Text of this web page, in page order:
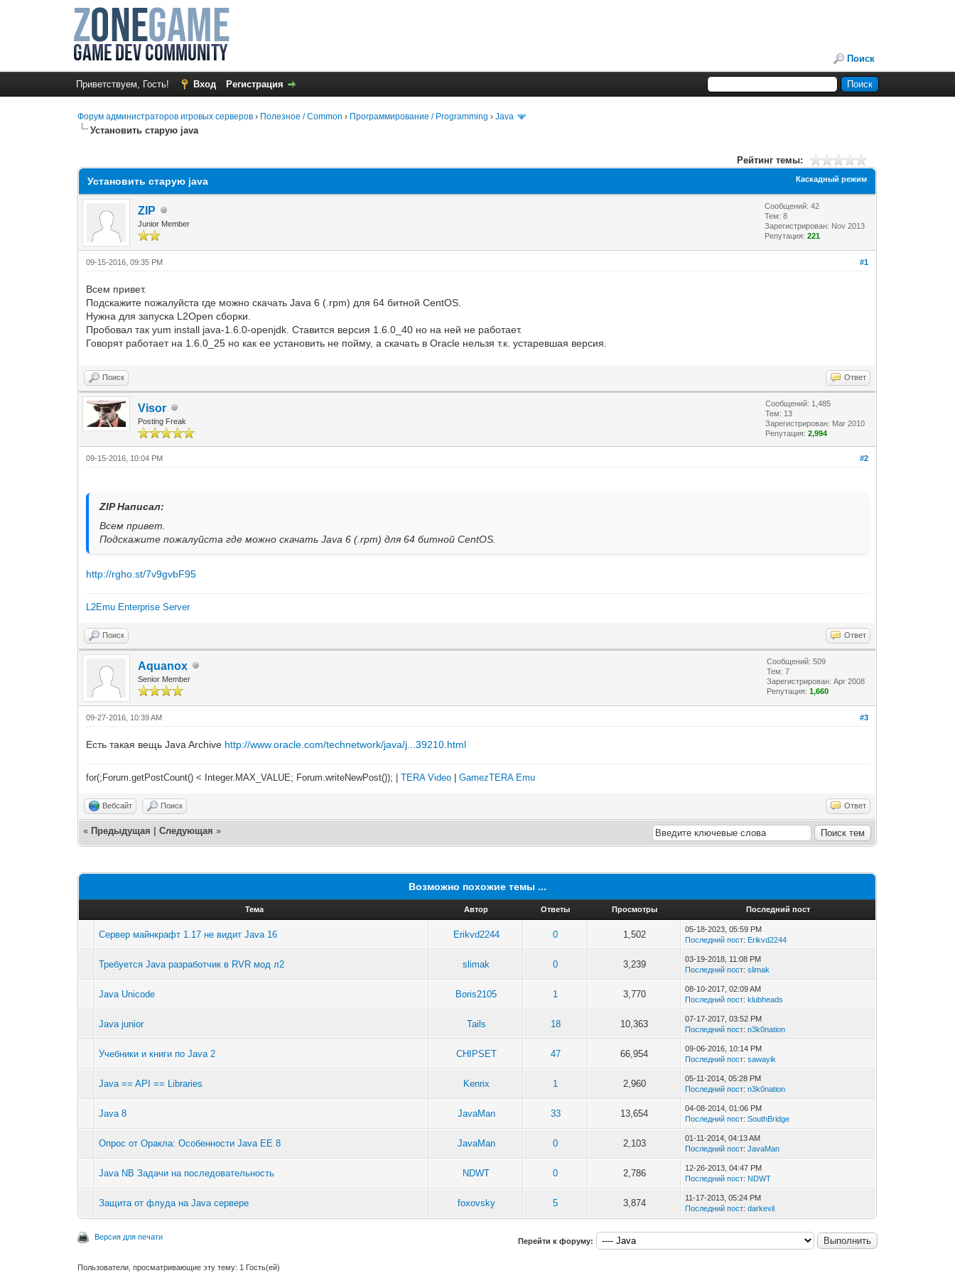
Поиск
Приветствуем, Гость! Вход Регистрация
Форум администраторов игровых серверов › Полезное / Common › Программирование / Programming ›Java
Установить старую java
Рейтинг темы:
Каскадный режим
Установить старую java
ZIP
Junior Member
Сообщений: 42
Тем: 8
Зарегистрирован: Nov 2013
Репутация:221
#1
09-15-2016, 09:35 PM
Всем привет.
Подскажите пожалуйста где можно скачать Java 6 (.rpm) для 64 битной CentOS.
Нужна для запуска L2Open сборки.
Пробовал так yum install java-1.6.0-openjdk. Ставится версия 1.6.0_40 но на ней не работает.
Говорят работает на 1.6.0_25 но как ее установить не пойму, а скачать в Oracle нельзя т.к. устаревшая версия.
Поиск Ответ
Visor
Posting Freak
Сообщений: 1,485
Тем: 13
Зарегистрирован: Mar 2010
Репутация:2,994
#2
09-15-2016, 10:04 PM
ZIP Написал:
Всем привет.
Подскажите пожалуйста где можно скачать Java 6 (.rpm) для 64 битной CentOS.
http://rgho.st/7v9gvbF95
L2Emu Enterprise Server
Поиск Ответ
Aquanox
Senior Member
Сообщений: 509
Тем: 7
Зарегистрирован: Apr 2008
Репутация:1,660
#3
09-27-2016, 10:39 AM
Есть такая вещь Java Archive http://www.oracle.com/technetwork/java/j...39210.html
for(;Forum.getPostCount() < Integer.MAX_VALUE; Forum.writeNewPost()); |TERA Video |GamezTERA Emu
Вебсайт Поиск Ответ
« Предыдущая |Следующая»
Возможно похожие темы ...
Тема Автор Ответы Просмотры Последний пост
Сервер майнкрафт 1.17 не видит Java 16 Erikvd2244 0 1,502
05-18-2023, 05:59 PM
Последний пост: Erikvd2244
Требуется Java разработчик в RVR мод л2 slimak 0 3,239
03-19-2018, 11:08 PM
Последний пост:slimak
Java Unicode Boris2105 1 3,770
08-10-2017, 02:09 AM
Последний пост:klubheads
Java junior Tails 18 10,363
07-17-2017, 03:52 PM
Последний пост:n3k0nation
Учебники и книги по Java 2 CHIPSET 47 66,954
09-06-2016, 10:14 PM
Последний пост:sawayik
Java == API == Libraries Kenrix 1 2,960
05-11-2014, 05:28 PM
Последний пост:n3k0nation
Java 8 JavaMan 33 13,654
04-08-2014, 01:06 PM
Последний пост:SouthBridge
Опрос от Оракла: Особенности Java EE 8 JavaMan 0 2,103
01-11-2014, 04:13 AM
Последний пост:JavaMan
Java NB Задачи на последовательность NDWT 0 2,786
12-26-2013, 04:47 PM
Последний пост: NDWT
Защита от флуда на Java сервере foxovsky 5 3,874
11-17-2013, 05:24 PM
Последний пост:darkevil
Версия для печати Перейти к форуму:
Пользователи, просматривающие эту тему: 1 Гость(ей)